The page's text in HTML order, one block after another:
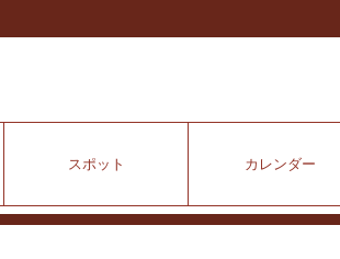
スポット カレンダー